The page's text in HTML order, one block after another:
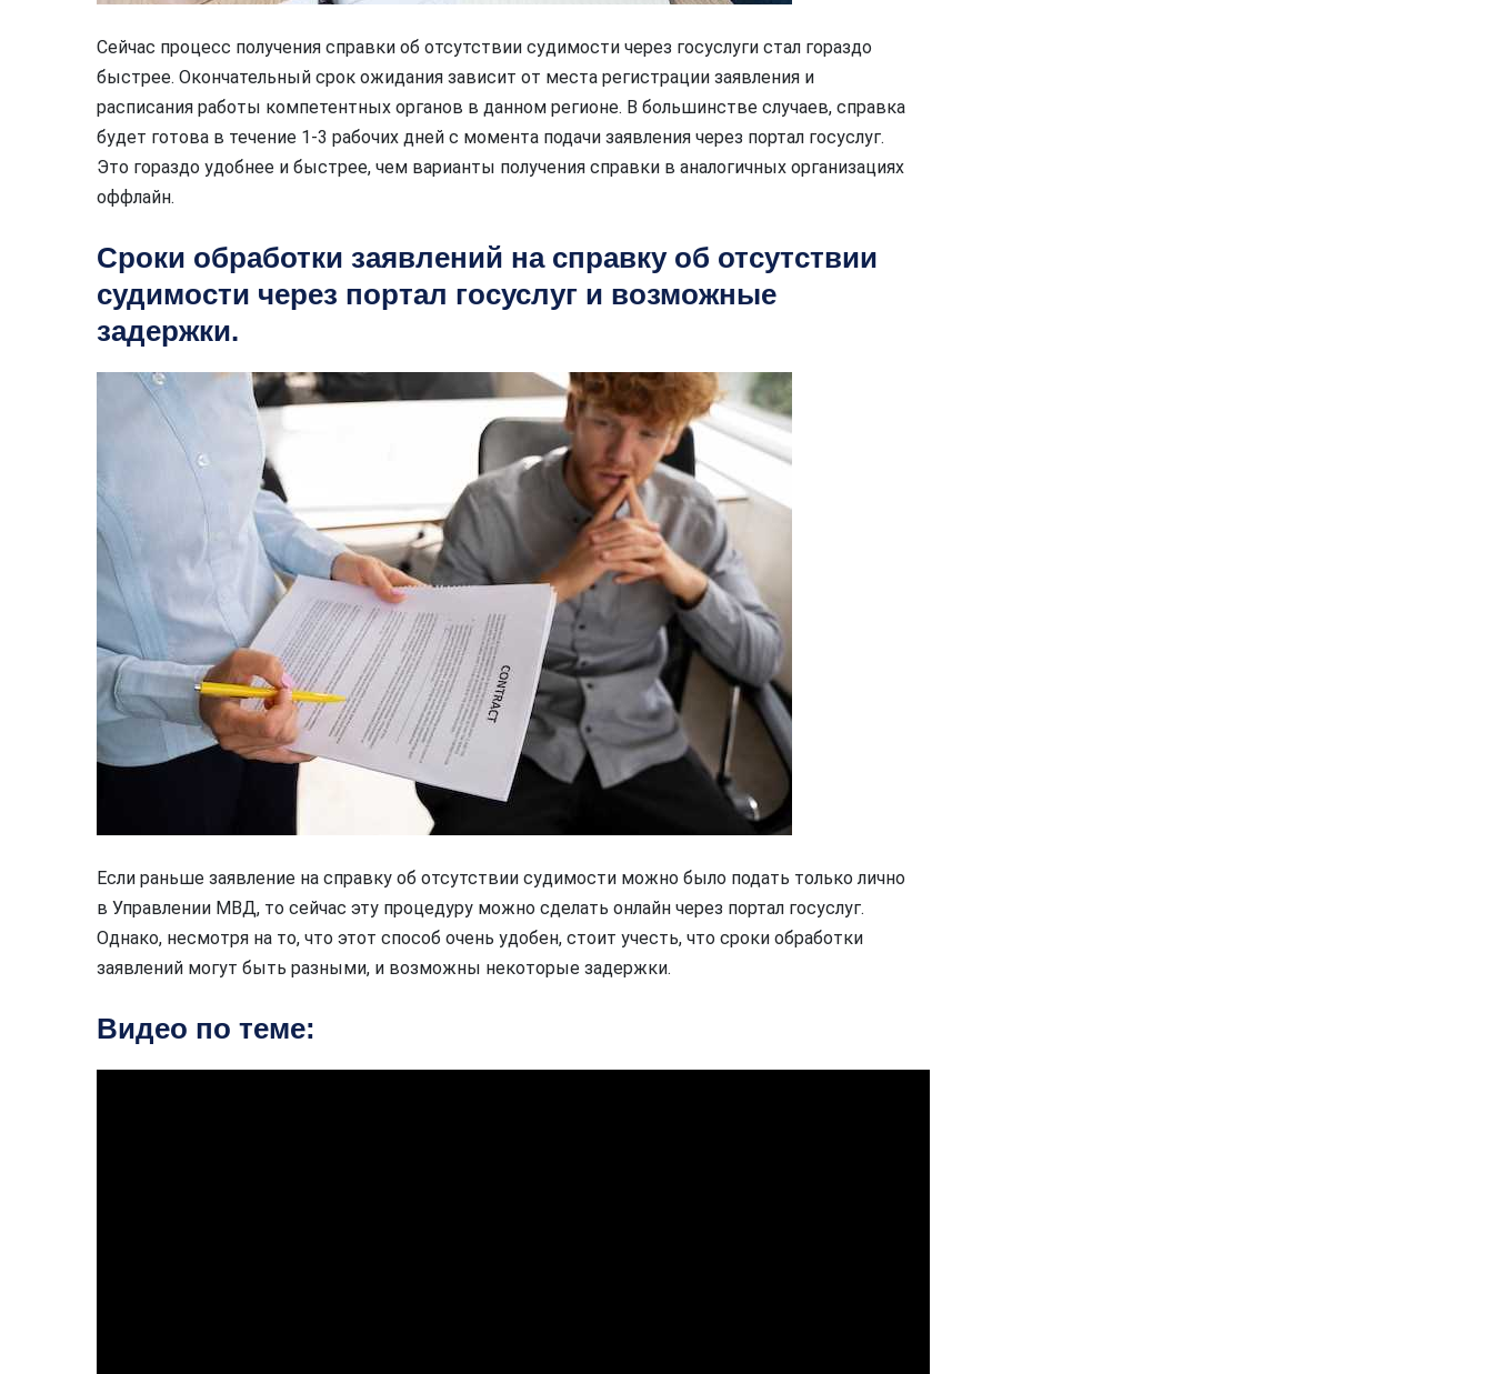
Сейчас процесс получения справки об отсутствии судимости через госуслуги стал гораздо
быстрее. Окончательный срок ожидания зависит от места регистрации заявления и
расписания работы компетентных органов в данном регионе. В большинстве случаев, справка
будет готова в течение 1-3 рабочих дней с момента подачи заявления через портал госуслуг.
Это гораздо удобнее и быстрее, чем варианты получения справки в аналогичных организациях
оффлайн.
Сроки обработки заявлений на справку об отсутствии
судимости через портал госуслуг и возможные
задержки.
Если раньше заявление на справку об отсутствии судимости можно было подать только лично
в Управлении МВД, то сейчас эту процедуру можно сделать онлайн через портал госуслуг.
Однако, несмотря на то, что этот способ очень удобен, стоит учесть, что сроки обработки
заявлений могут быть разными, и возможны некоторые задержки.
Видео по теме: